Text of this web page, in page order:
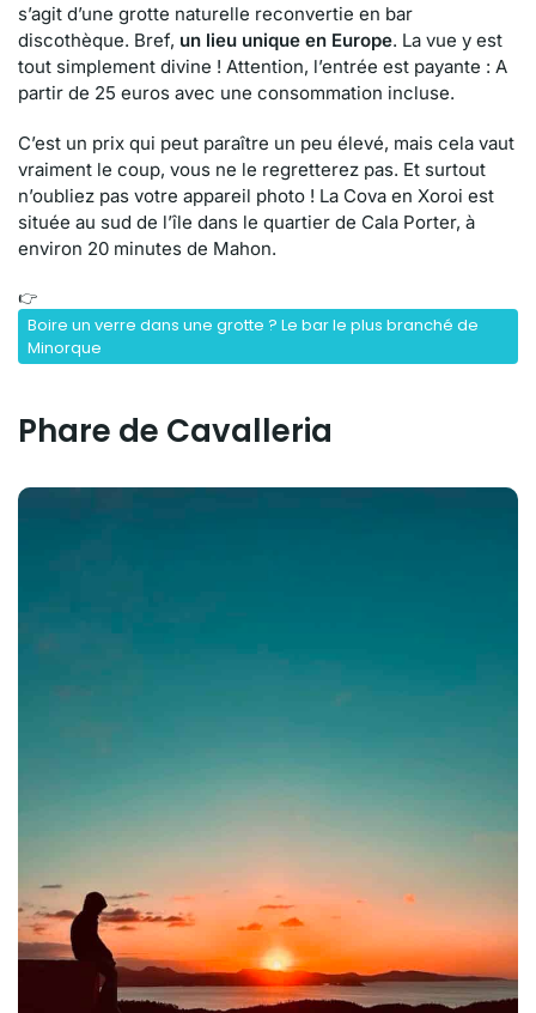
s’agit d’une grotte naturelle reconvertie en bar
discothèque. Bref, un lieu unique en Europe. La vue y est
tout simplement divine ! Attention, l’entrée est payante : A
partir de 25 euros avec une consommation incluse.
C’est un prix qui peut paraître un peu élevé, mais cela vaut
vraiment le coup, vous ne le regretterez pas. Et surtout
n’oubliez pas votre appareil photo ! La Cova en Xoroi est
située au sud de l’île dans le quartier de Cala Porter, à
environ 20 minutes de Mahon.
👉
Boire un verre dans une grotte ? Le bar le plus branché de
Minorque
Phare de Cavalleria